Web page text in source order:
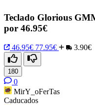
Teclado Glorious
por 46.95€
46.95€ 77.95€ 3.90€
180
0
MirY_oFerTas
Caducados